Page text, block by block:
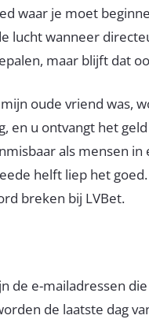
waar je moet
lucht wanneer
maar blijft dat
oude vriend was,
en u ontvangt het
als mensen in
helft liep het
breken bij LVBet.
de e-mailadressen
de laatste dag